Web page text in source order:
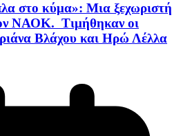
στο κύμα»: Μια ξεχωριστή
ΝΑΟΚ. Τιμήθηκαν οι
Βλάχου και Ηρώ Λέλλα